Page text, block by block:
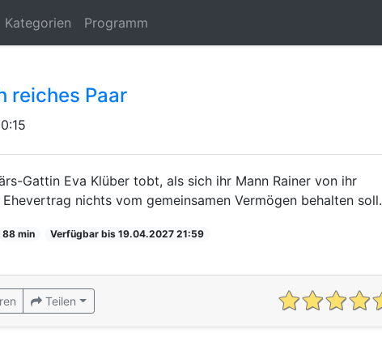
Kategorien Programm
reiches Paar
Gattin Eva Klüber tobt, als sich ihr Mann Rainer von ihr
nichts vom gemeinsamen Vermögen behalten soll.
88 min Verfügbar bis 19.04.2027 21:59
Teilen